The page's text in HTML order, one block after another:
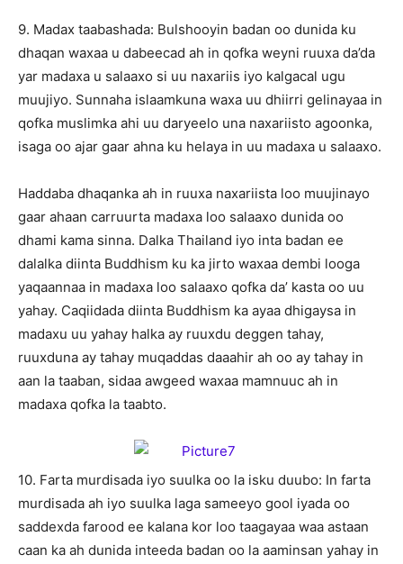
9. Madax taabashada: Bulshooyin badan oo dunida ku
dhaqan waxaa u dabeecad ah in qofka weyni ruuxa da’da
yar madaxa u salaaxo si uu naxariis iyo kalgacal ugu
muujiyo. Sunnaha islaamkuna waxa uu dhiirri gelinayaa in
qofka muslimka ahi uu daryeelo una naxariisto agoonka,
isaga oo ajar gaar ahna ku helaya in uu madaxa u salaaxo.
Haddaba dhaqanka ah in ruuxa naxariista loo muujinayo
gaar ahaan carruurta madaxa loo salaaxo dunida oo
dhami kama sinna. Dalka Thailand iyo inta badan ee
dalalka diinta Buddhism ku ka jirto waxaa dembi looga
yaqaannaa in madaxa loo salaaxo qofka da’ kasta oo uu
yahay. Caqiidada diinta Buddhism ka ayaa dhigaysa in
madaxu uu yahay halka ay ruuxdu deggen tahay,
ruuxduna ay tahay muqaddas daaahir ah oo ay tahay in
aan la taaban, sidaa awgeed waxaa mamnuuc ah in
madaxa qofka la taabto.
10. Farta murdisada iyo suulka oo la isku duubo: In farta
murdisada ah iyo suulka laga sameeyo gool iyada oo
saddexda farood ee kalana kor loo taagayaa waa astaan
caan ka ah dunida inteeda badan oo la aaminsan yahay in